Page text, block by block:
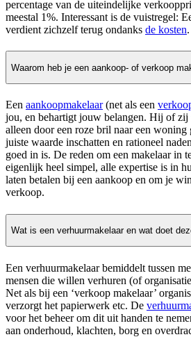
percentage van de uiteindelijke
meestal 1%. Interessant is de vuistregel:
verdient zichzelf terug ondanks de kosten.
Waarom heb je een aankoop- of verkoop
Een aankoopmakelaar(net als een
jou, en behartigt jouw belangen. Hij of zij
alleen door een roze bril naar een
juiste waarde inschatten en rationeel
goed in is. De reden om een makelaar in
eigenlijk heel simpel, alle expertise is in
laten betalen bij een aankoop en om je
verkoop.
Wat is een verhuurmakelaar en wat doet
Een verhuurmakelaar bemiddelt tussen
mensen die willen verhuren (of
Net als bij een ‘verkoop makelaar’
verzorgt het papierwerk etc. De
voor het beheer om dit uit handen te
aan onderhoud, klachten, borg en